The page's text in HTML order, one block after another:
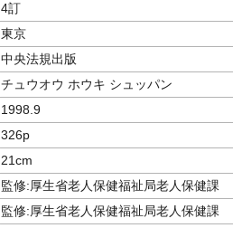
4訂
東京
中央法規出版
チュウオウ ホウキ シュッパン
1998.9
326p
21cm
監修:厚生省老人保健福祉局老人保健課
監修:厚生省老人保健福祉局老人保健課